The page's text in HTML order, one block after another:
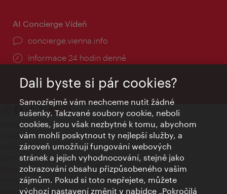
AI Concierge Vídeň
concierge.vienna.info
Informace 24 hodin denně
Kontakty
Credits
Prohlášení o ochraně osobních údajů
Terms of Use
Přístupnost
Kontakt pro tisk
Nastavení cookies
Dali byste si pár cookies?
Samozřejmě vám nechceme nutit žádné
sušenky. Takzvané soubory cookie, neboli
cookies, jsou však nezbytné k tomu, abychom
vám mohli poskytnout ty nejlepší služby, a
zároveň umožňují fungování webových
stránek a jejich vyhodnocování, stejně jako
zobrazování obsahu přizpůsobeného vašim
zájmům. Pokud si toto nepřejete, můžete
výchozí nastavení změnit v nabídce „Pokročilá